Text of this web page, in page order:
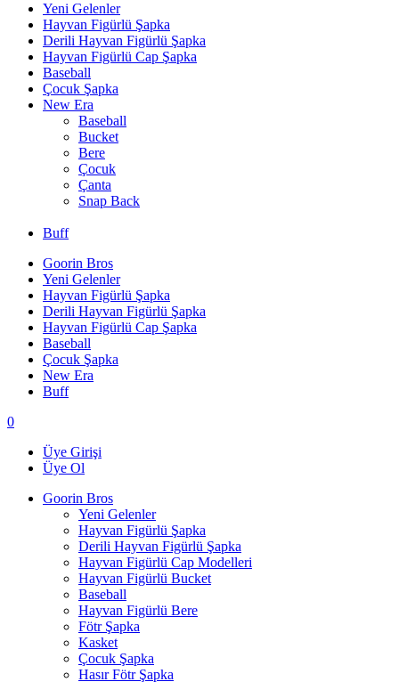
Yeni Gelenler
Hayvan Figürlü Şapka
Derili Hayvan Figürlü Şapka
Hayvan Figürlü Cap Şapka
Baseball
Çocuk Şapka
New Era
Baseball
Bucket
Bere
Çocuk
Çanta
Snap Back
Buff
Goorin Bros
Yeni Gelenler
Hayvan Figürlü Şapka
Derili Hayvan Figürlü Şapka
Hayvan Figürlü Cap Şapka
Baseball
Çocuk Şapka
New Era
Buff
0
Üye Girişi
Üye Ol
Goorin Bros
Yeni Gelenler
Hayvan Figürlü Şapka
Derili Hayvan Figürlü Şapka
Hayvan Figürlü Cap Modelleri
Hayvan Figürlü Bucket
Baseball
Hayvan Figürlü Bere
Fötr Şapka
Kasket
Çocuk Şapka
Hasır Fötr Şapka